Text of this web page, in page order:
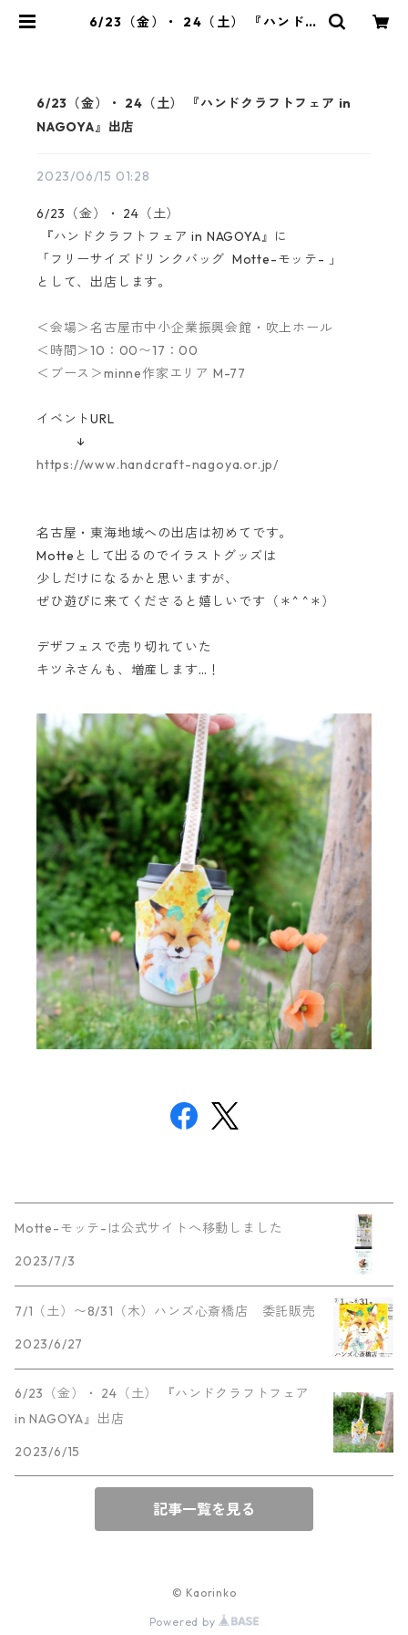
6/23（金）・ 24（土） 『ハンドク
6/23（金）・ 24（土） 『ハンドクラフトフェア in
NAGOYA』出店
2023/06/15 01:28
6/23（金）・ 24（土）
『ハンドクラフトフェア in NAGOYA』に
「フリーサイズドリンクバッグ Motte-モッテ- 」
として、出店します。
＜会場＞名古屋市中小企業振興会館・吹上ホール
＜時間＞10：00〜17：00
＜ブース＞minne作家エリア M-77
イベントURL
↓
https://www.handcraft-nagoya.or.jp/
名古屋・東海地域への出店は初めてです。
Motteとして出るのでイラストグッズは
少しだけになるかと思いますが、
ぜひ遊びに来てくださると嬉しいです（＊^ ^＊）
デザフェスで売り切れていた
キツネさんも、増産します…！
Motte-モッテ-は公式サイトへ移動しました
2023/7/3
7/1（土）〜8/31（木）ハンズ心斎橋店 委託販売
2023/6/27
6/23（金）・ 24（土） 『ハンドクラフトフェア
in NAGOYA』出店
2023/6/15
記事一覧を見る
© Kaorinko
Powered by